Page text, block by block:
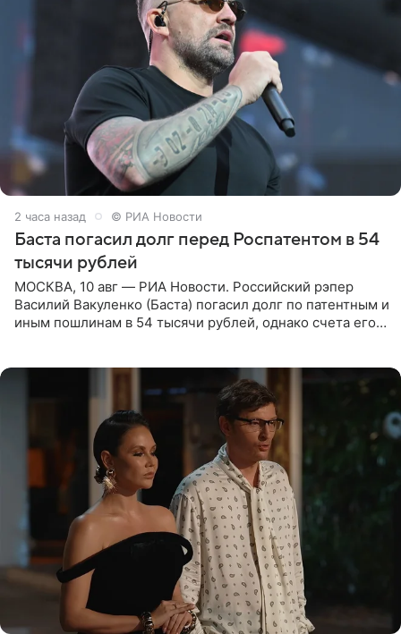
2 часа назад © РИА Новости
Баста погасил долг перед Роспатентом в 54
тысячи рублей
МОСКВА, 10 авг — РИА Новости. Российский рэпер
Василий Вакуленко (Баста) погасил долг по патентным и
иным пошлинам в 54 тысячи рублей, однако счета его